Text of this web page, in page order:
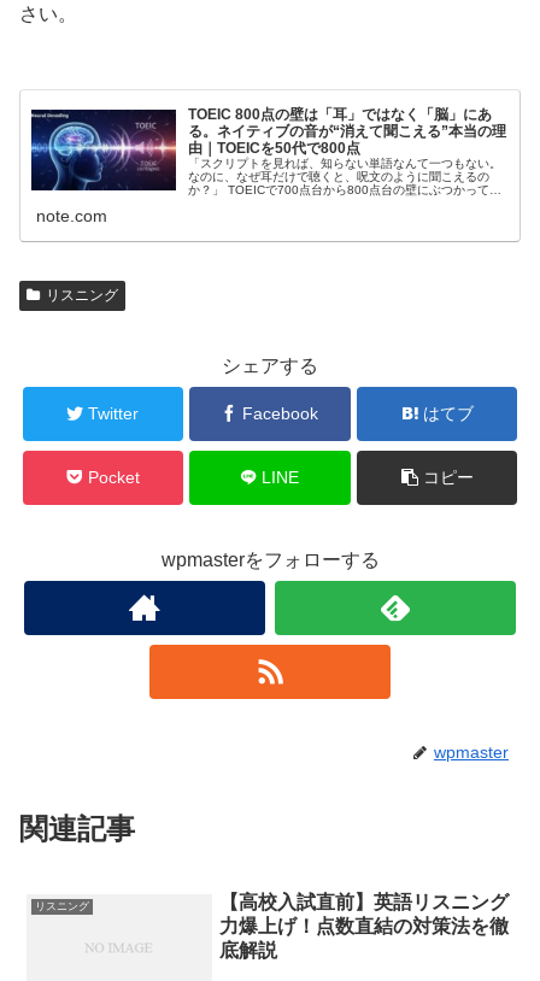
さい。
TOEIC 800点の壁は「耳」ではなく「脳」にあ
る。ネイティブの音が“消えて聞こえる”本当の理
由｜TOEICを50代で800点
「スクリプトを見れば、知らない単語なんて一つもない。
なのに、なぜ耳だけで聴くと、呪文のように聞こえるの
か？」 TOEICで700点台から800点台の壁にぶつかってい
note.com
リスニング
シェアする
Twitter Facebook はてブ
Pocket LINE コピー
wpmasterをフォローする
wpmaster
関連記事
リスニング
【高校入試直前】英語リスニング
力爆上げ！点数直結の対策法を徹
底解説